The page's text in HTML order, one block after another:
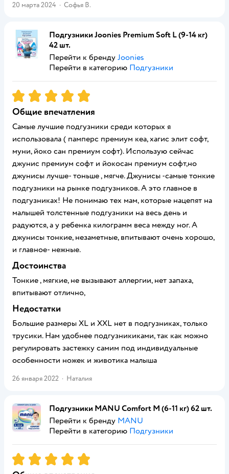
20 марта 2024 · Софья В.
Подгузники Joonies Premium Soft L (9-14 кг)
42 шт.
Перейти к бренду Joonies
Перейти в категорию Подгузники
Рейтинг:5
Общие впечатления
Самые лучшие подгузники среди которых я
использовала ( памперс премиум кеа, хагис элит софт,
муни, йоко сан премиум софт). Использую сейчас
джунис премиум софт и йокосан премиум софт,но
джунисы лучше- тоньше , мягче. Джунисы -самые тонкие
подгузники на рынке подгузников. А это главное в
подгузниках! Не понимаю тех мам, которые нацепят на
малышей толстенные подгузники на весь день и
радуются, а у ребенка килограмм веса между ног. А
джунисы тонкие, незаметные, впитывают очень хорошо,
и главное- нежные.
Достоинства
Тонкие , мягкие, не вызывают аллергии, нет запаха,
впитывают отлично,
Недостатки
Большие размеры XL и XXL нет в подгузниках, только
трусики. Нам удобнее подгузникиками, так как можно
регулировать застежку самим под индивидуальные
особенности ножек и животика малыша
26 января 2022 · Наталия
Подгузники MANU Comfort M (6-11 кг) 62 шт.
Перейти к бренду MANU
Перейти в категорию Подгузники
Рейтинг:5